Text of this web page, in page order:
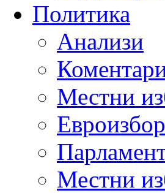
Политика
Анализи
Местни
Местни